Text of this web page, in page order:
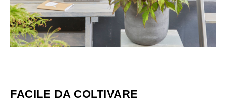
FACILE DA COLTIVARE